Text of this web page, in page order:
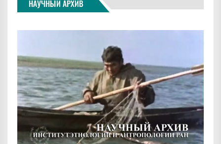
НАУЧНЫЙ АРХИВ